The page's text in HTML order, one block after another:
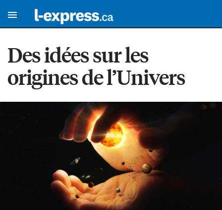
Des idées sur les
origines de l’Univers